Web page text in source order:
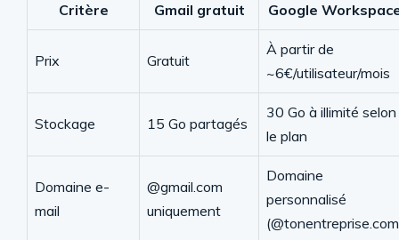
Critère Gmail gratuit Google
Prix Gratuit
À partir de
~6€/utilisateur/mois
Stockage 15 Go partagés
30 Go à illimité selon
le plan
Domaine e-
mail
@gmail.com
uniquement
Domaine
personnalisé